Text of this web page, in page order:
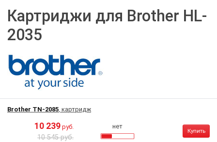
Картриджи для Brother HL-
2035
Brother TN-2085, картридж
10 239 руб.
10 545 руб.
нет
Купить